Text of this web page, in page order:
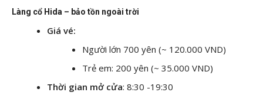
Làng cổ Hida – bảo tồn ngoài trời
Giá vé:
Người lớn 700 yên (~ 120.000 VND)
Trẻ em: 200 yên (~ 35.000 VND)
Thời gian mở cửa: 8:30 -19:30